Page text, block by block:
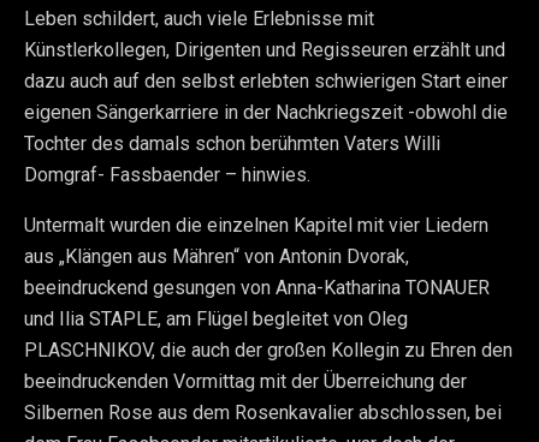
Leben schildert, auch viele Erlebnisse mit
Künstlerkollegen, Dirigenten und Regisseuren erzählt und
dazu auch auf den selbst erlebten schwierigen Start einer
eigenen Sängerkarriere in der Nachkriegszeit -obwohl die
Tochter des damals schon berühmten Vaters Willi
Domgraf- Fassbaender – hinwies.
Untermalt wurden die einzelnen Kapitel mit vier Liedern
aus „Klängen aus Mähren“ von Antonin Dvorak,
beeindruckend gesungen von Anna-Katharina TONAUER
und Ilia STAPLE, am Flügel begleitet von Oleg
PLASCHNIKOV, die auch der großen Kollegin zu Ehren den
beeindruckenden Vormittag mit der Überreichung der
Silbernen Rose aus dem Rosenkavalier abschlossen, bei